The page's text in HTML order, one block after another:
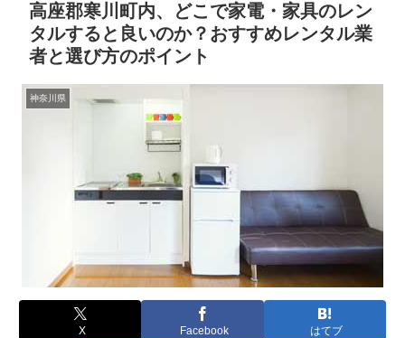
高座郡寒川町内、どこで家電・家具のレン
タルすると良いのか？おすすめレンタル業
者と選び方のポイント
神奈川県
X Facebook はてブ